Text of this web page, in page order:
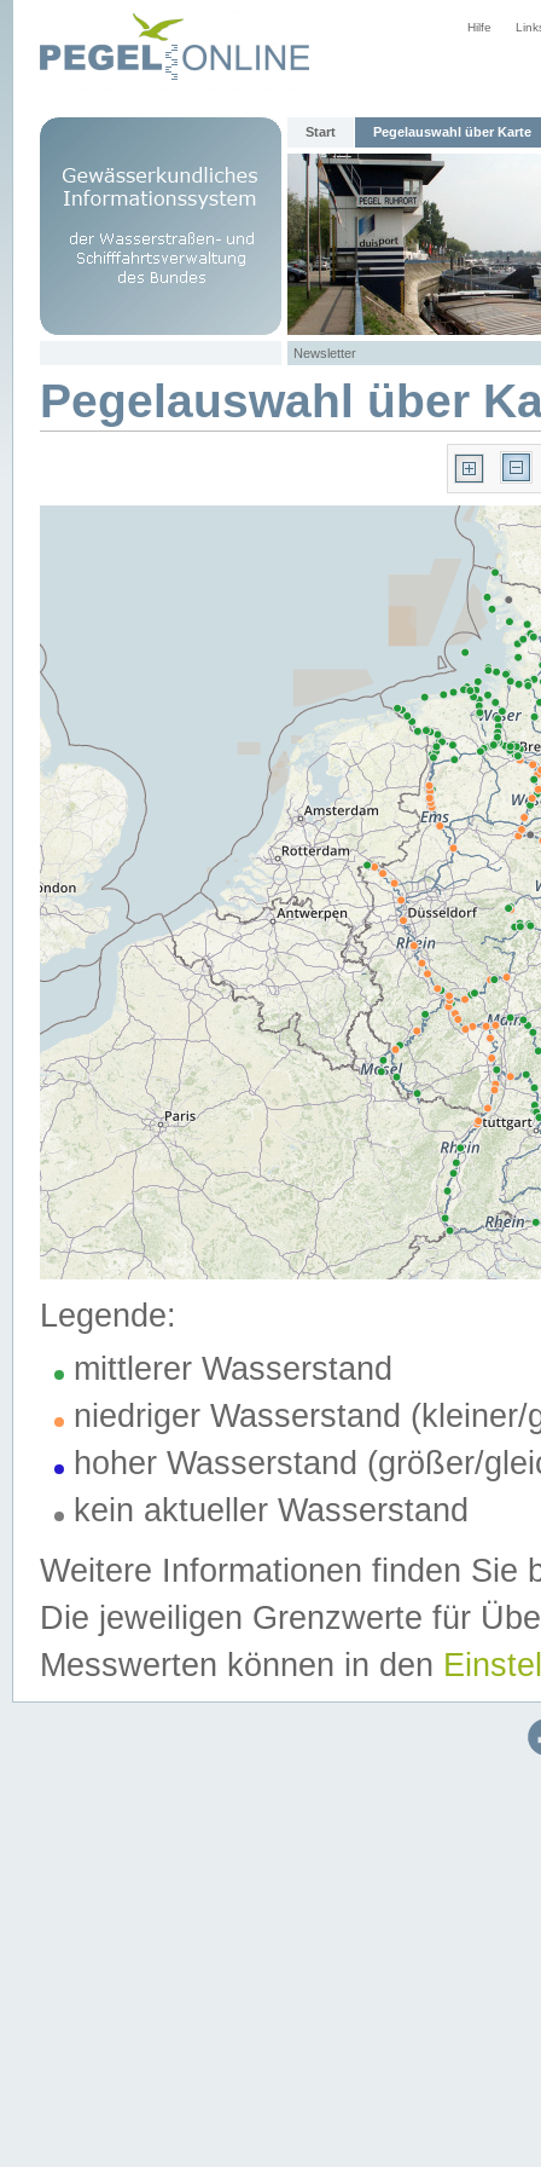
Hilfe
Start Pegelauswahl über Karte
Newsletter
Pegelauswahl über
Legende:
mittlerer Wasserstand
niedriger Wasserstand (kleiner/
hoher Wasserstand (größer/
kein aktueller Wasserstand
Weitere Informationen finden Sie
Die jeweiligen Grenzwerte für
Messwerten können in den